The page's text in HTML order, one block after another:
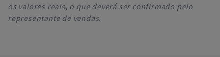
os valores reais, o que deverá ser confirmado pelo
representante de vendas.